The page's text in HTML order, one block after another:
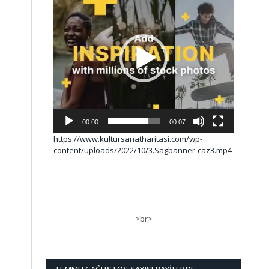
00:00 00:07
https://www.kultursanatharitasi.com/wp-
content/uploads/2022/10/3.Sagbanner-caz3.mp4
>br>